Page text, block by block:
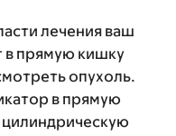
лечения ваш
в прямую кишку
опухоль.
в прямую